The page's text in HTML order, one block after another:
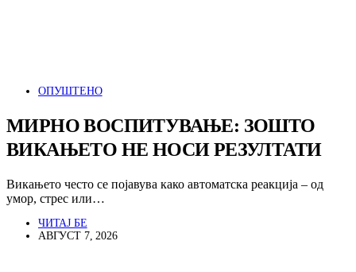
ОПУШТЕНО
МИРНО ВОСПИТУВАЊЕ: ЗОШТО
ВИКАЊЕТО НЕ НОСИ РЕЗУЛТАТИ
Викањето често се појавува како автоматска реакција – од
умор, стрес или…
ЧИТАЈ БЕ
АВГУСТ 7, 2026